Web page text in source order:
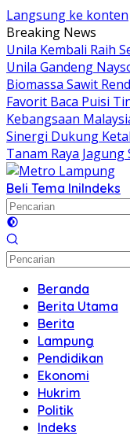
Langsung ke konten
Breaking News
Unila Kembali Raih
Unila Gandeng
Biomassa Sawit
Favorit Baca Puisi
Kebangsaan
Sinergi Dukung
Tanam Raya
Beli Tema IniIndeks
Beranda
Berita Utama
Berita
Lampung
Pendidikan
Ekonomi
Hukrim
Politik
Indeks